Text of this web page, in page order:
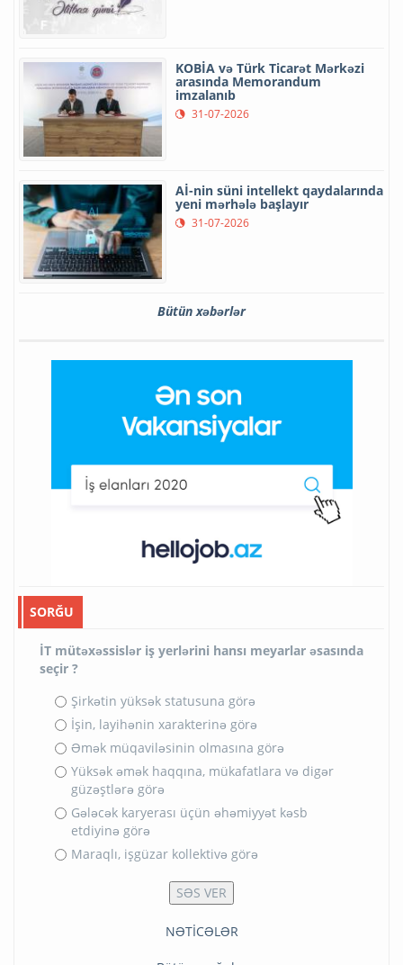
KOBİA və Türk Ticarət Mərkəzi
arasında Memorandum
imzalanıb
31-07-2026
Aİ-nin süni intellekt qaydalarında
yeni mərhələ başlayır
31-07-2026
Bütün xəbərlər
SORĞU
İT mütəxəssislər iş yerlərini hansı meyarlar əsasında
seçir ?
Şirkətin yüksək statusuna görə
İşin, layihənin xarakterinə görə
Əmək müqaviləsinin olmasına görə
Yüksək əmək haqqına, mükafatlara və digər
güzəştlərə görə
Gələcək karyerası üçün əhəmiyyət kəsb
etdiyinə görə
Maraqlı, işgüzar kollektivə görə
NƏTİCƏLƏR